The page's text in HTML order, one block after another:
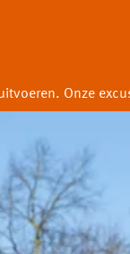
Onze